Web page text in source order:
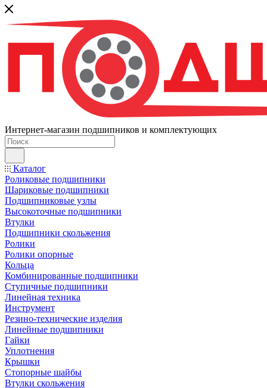
Интернет-магазин подшипников и комплектующих
Каталог
Роликовые подшипники
Шариковые подшипники
Подшипниковые узлы
Высокоточные подшипники
Втулки
Подшипники скольжения
Ролики
Ролики опорные
Кольца
Комбинированные подшипники
Ступичные подшипники
Линейная техника
Инструмент
Резино-технические изделия
Линейные подшипники
Гайки
Уплотнения
Крышки
Стопорные шайбы
Втулки скольжения